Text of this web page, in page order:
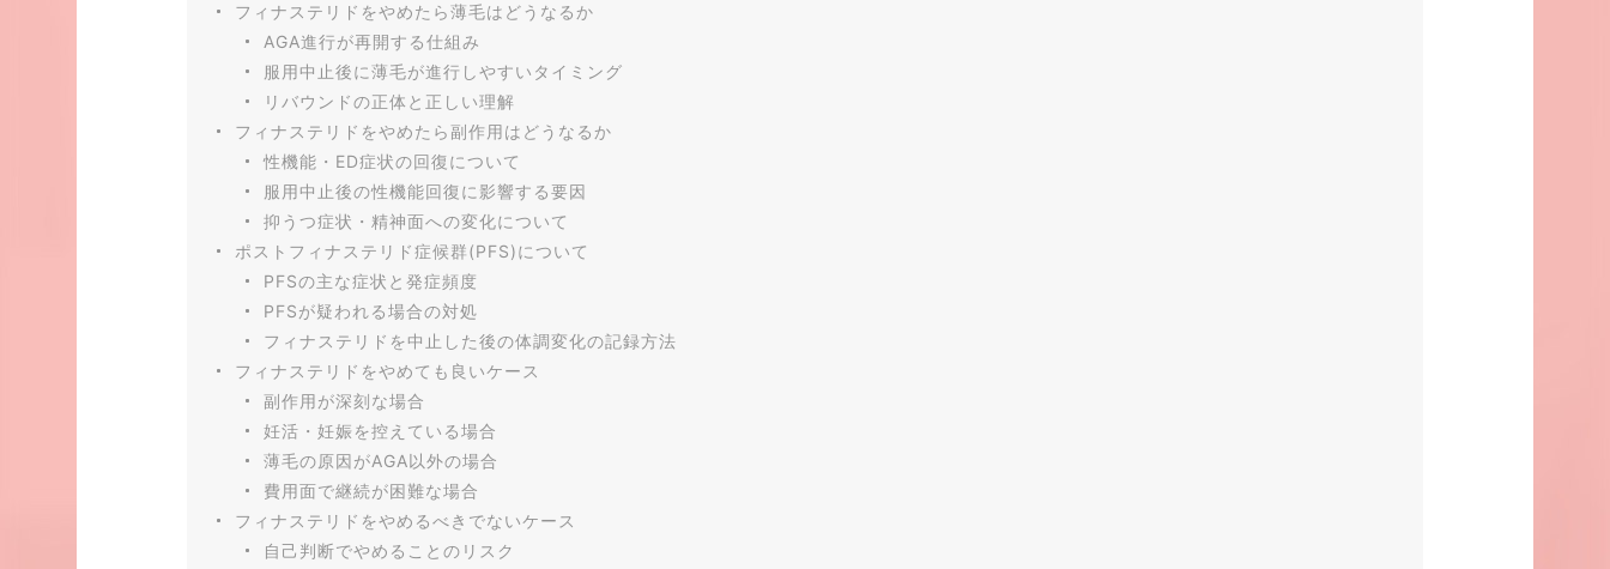
フィナステリドをやめたら薄毛はどうなるか
AGA進行が再開する仕組み
服用中止後に薄毛が進行しやすいタイミング
リバウンドの正体と正しい理解
フィナステリドをやめたら副作用はどうなるか
性機能・ED症状の回復について
服用中止後の性機能回復に影響する要因
抑うつ症状・精神面への変化について
ポストフィナステリド症候群(PFS)について
PFSの主な症状と発症頻度
PFSが疑われる場合の対処
フィナステリドを中止した後の体調変化の記録方法
フィナステリドをやめても良いケース
副作用が深刻な場合
妊活・妊娠を控えている場合
薄毛の原因がAGA以外の場合
費用面で継続が困難な場合
フィナステリドをやめるべきでないケース
自己判断でやめることのリスク